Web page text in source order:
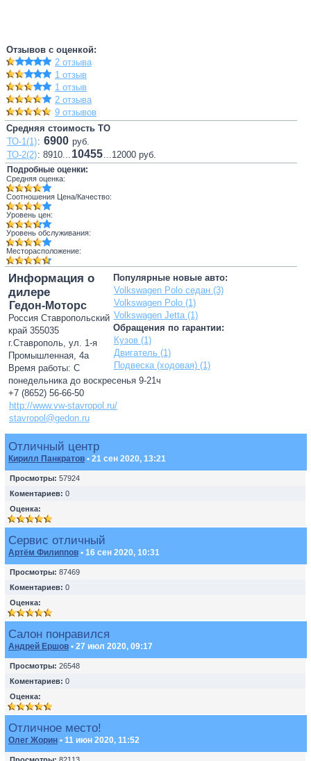
Отзывов с оценкой:
2 отзыва
1 отзыв
1 отзыв
2 отзыва
9 отзывов
Средняя стоимость ТО
ТО-1(1): 6900 руб.
ТО-2(2): 8910... 10455...12000 руб.
Подробные оценки:
Средняя оценка:
Соотношения Цена/Качество:
Уровень цен:
Уровень обслуживания:
Месторасположение:
Популярные новые авто:
Volkswagen Polo седан (3)
Volkswagen Polo (1)
Volkswagen Jetta (1)
Обращения по гарантии:
Кузов (1)
Двигатель (1)
Подвеска (ходовая) (1)
Информация о
дилере
Гедон-Моторс
Россия Ставропольский
край 355035
г.Ставрополь, ул. 1-я
Промышленная, 4а
Время работы: С
понедельника до воскресенья 9-21ч
+7 (8652) 56-66-50
http://www.vw-stavropol.ru/
stavropol@gedon.ru
Отличный центр
Кирилл Панкратов • 21 сен 2020, 13:21
Просмотры: 57924
Коментариев: 0
Оценка:
Сервис отличный
Артём Филиппов • 16 сен 2020, 10:31
Просмотры: 87469
Коментариев: 0
Оценка:
Салон понравился
Андрей Ершов • 27 июл 2020, 09:17
Просмотры: 26548
Коментариев: 0
Оценка:
Отличное место!
Олег Жорин • 11 июн 2020, 11:52